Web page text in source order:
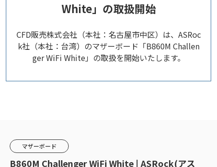
White」の取扱開始
CFD販売株式会社（本社：名古屋市中区）は、ASRoc
k社（本社：台湾）のマザーボード「B860M Challen
ger WiFi White」の取扱を開始いたします。
マザーボード
B860M Challenger WiFi White | ASRock(アス